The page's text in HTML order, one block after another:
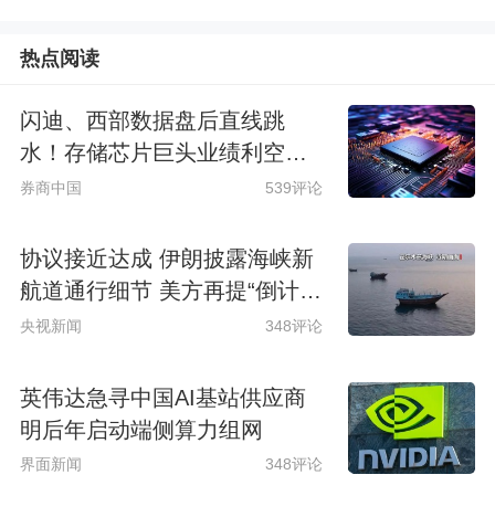
热点阅读
闪迪、西部数据盘后直线跳
水！存储芯片巨头业绩利空来
袭
券商中国 539评论
协议接近达成 伊朗披露海峡新
航道通行细节 美方再提“倒计
时”
央视新闻 348评论
英伟达急寻中国AI基站供应商
明后年启动端侧算力组网
界面新闻 348评论